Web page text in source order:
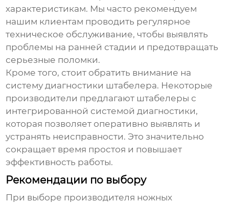
характеристикам. Мы часто рекомендуем
нашим клиентам проводить регулярное
техническое обслуживание, чтобы выявлять
проблемы на ранней стадии и предотвращать
серьезные поломки.
Кроме того, стоит обратить внимание на
систему диагностики штабелера. Некоторые
производители предлагают штабелеры с
интегрированной системой диагностики,
которая позволяет оперативно выявлять и
устранять неисправности. Это значительно
сокращает время простоя и повышает
эффективность работы.
Рекомендации по выбору
При выборе производителя ножных